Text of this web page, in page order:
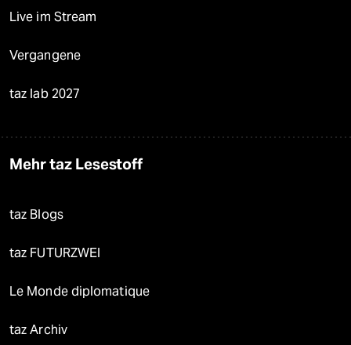
Live im Stream
Vergangene
taz lab 2027
Mehr taz Lesestoff
taz Blogs
taz FUTURZWEI
Le Monde diplomatique
taz Archiv